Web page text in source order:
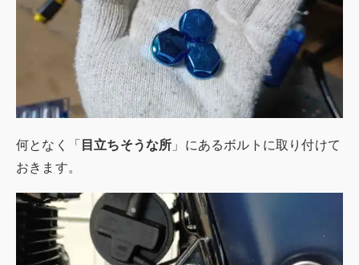
何となく「 目立ちそうな所 」にあるボルトに取り付けて
おきます。